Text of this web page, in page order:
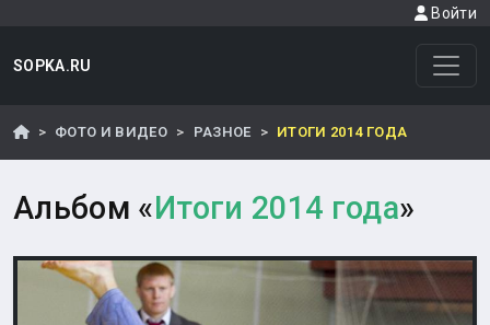
Войти
SOPKA.RU
ФОТО И ВИДЕО РАЗНОЕ ИТОГИ 2014 ГОДА
Альбом «Итоги 2014 года»